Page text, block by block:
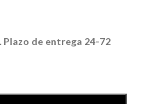
Plazo de entrega 24-72